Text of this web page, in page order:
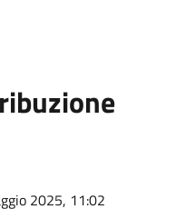
2025, 11:02